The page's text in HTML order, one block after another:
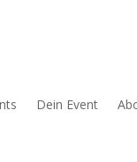
Dein Event